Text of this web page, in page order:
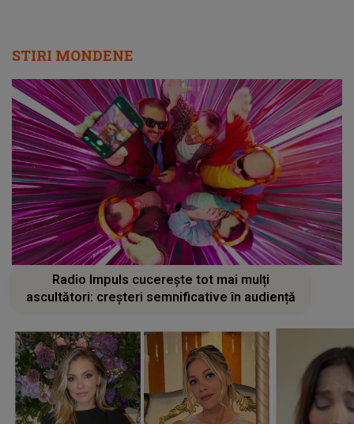
STIRI MONDENE
Radio Impuls cucerește tot mai mulți
ascultători: creșteri semnificative în audiență